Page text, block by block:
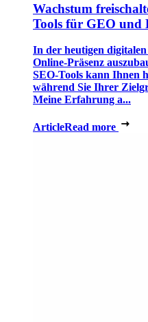
Wachstum
Tools für GEO und
In der heutigen
Online-Präsenz
SEO-Tools kann Ihnen
während Sie Ihrer
Meine Erfahrung a...
ArticleRead more